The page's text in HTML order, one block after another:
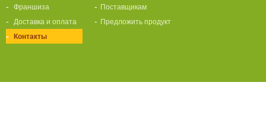
Франшиза
Доставка и оплата
Контакты
Поставщикам
Предложить продукт